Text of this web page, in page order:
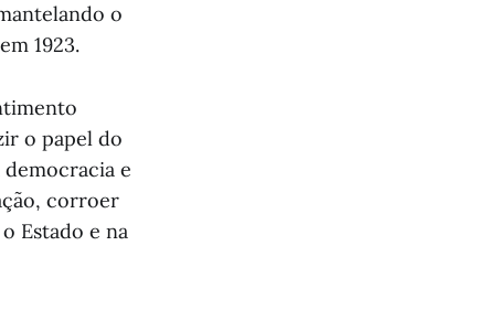
o
1923.
o papel do
democracia e
corroer
Estado e na